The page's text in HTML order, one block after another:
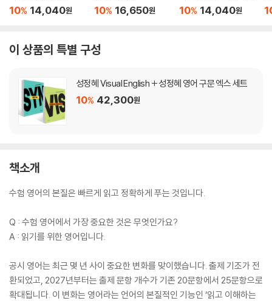
10% 14,040원 10% 16,650원
문 (2026년)
10% 14,040원
(
이 상품의 특별 구성
성정혜 Visual English + 성정혜 영어 구문 엑스 세트
10% 42,300원
책소개
수험 영어의 본질은 빠르게 읽고 정확하게 푸는 것입니다.
Q : 수험 영어에서 가장 중요한 것은 무엇인가요?
A : 읽기를 위한 영어입니다.
공시 영어는 최근 몇 년 사이 중요한 변화를 맞이했습니다. 출제 기조가 전
환되었고, 2027년부터는 출제 문항 개수가 기존 20문항에서 25문항으로
확대됩니다. 이 변화는 영어라는 언어의 본질적인 기능인 ‘읽고 이해하는